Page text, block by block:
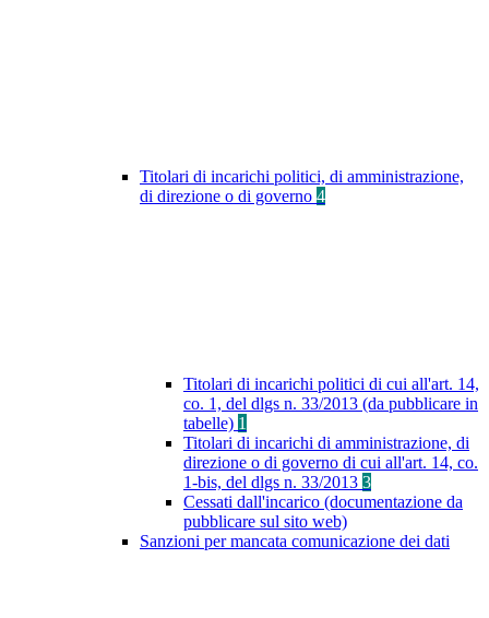
Titolari di incarichi politici, di amministrazione,
di direzione o di governo 4
Titolari di incarichi politici di cui all'art. 14,
co. 1, del dlgs n. 33/2013 (da pubblicare in
tabelle) 1
Titolari di incarichi di amministrazione, di
direzione o di governo di cui all'art. 14, co.
1-bis, del dlgs n. 33/2013 3
Cessati dall'incarico (documentazione da
pubblicare sul sito web)
Sanzioni per mancata comunicazione dei dati